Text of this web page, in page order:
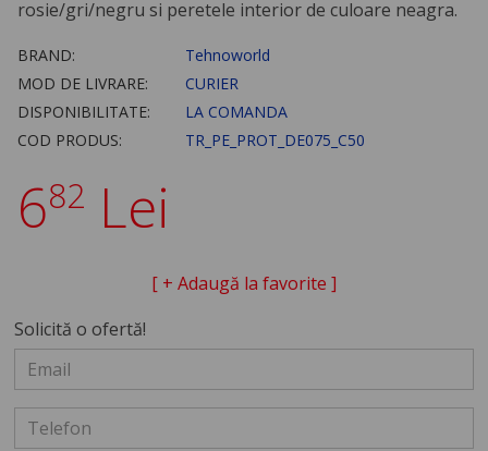
rosie/gri/negru si peretele interior de culoare neagra.
BRAND:
Tehnoworld
MOD DE LIVRARE:
CURIER
DISPONIBILITATE:
LA COMANDA
COD PRODUS:
TR_PE_PROT_DE075_C50
682 Lei
[ + Adaugă la favorite ]
Solicită o ofertă!